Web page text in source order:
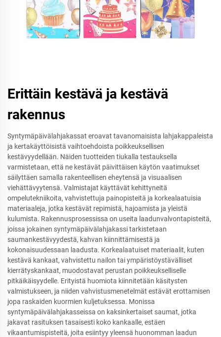
Erittäin kestävä ja kestävä
rakennus
Syntymäpäivälahjakassat eroavat tavanomaisista lahjakappaleista
ja kertakäyttöisistä vaihtoehdoista poikkeuksellisen
kestävyydellään. Näiden tuotteiden tiukalla testauksella
varmistetaan, että ne kestävät päivittäisen käytön vaatimukset
säilyttäen samalla rakenteellisen eheytensä ja visuaalisen
viehättävyytensä. Valmistajat käyttävät kehittyneitä
ompelutekniikoita, vahvistettuja painopisteitä ja korkealaatuisia
materiaaleja, jotka kestävät repimistä, hajoamista ja yleistä
kulumista. Rakennusprosessissa on useita laadunvalvontapisteitä,
joissa jokainen syntymäpäivälahjakassi tarkistetaan
saumankestävyydestä, kahvan kiinnittämisestä ja
kokonaisuudessaan laadusta. Korkealaatuiset materiaalit, kuten
kestävä kankaat, vahvistettu nailon tai ympäristöystävälliset
kierrätyskankaat, muodostavat perustan poikkeukselliselle
pitkäikäisyydelle. Erityistä huomiota kiinnitetään käsitysten
valmistukseen, ja niiden vahvistusmenetelmät estävät erottamisen
jopa raskaiden kuormien kuljetuksessa. Monissa
syntymäpäivälahjakasseissa on kaksinkertaiset saumat, jotka
jakavat rasituksen tasaisesti koko kankaalle, estäen
vikaantumispisteitä, joita esiintyy yleensä huonomman laadun